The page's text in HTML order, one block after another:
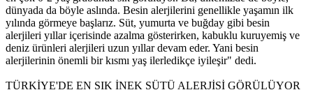
dünyada da böyle aslında. Besin alerjilerini genellikle yaşamın ilk
yılında görmeye başlarız. Süt, yumurta ve buğday gibi besin
alerjileri yıllar içerisinde azalma gösterirken, kabuklu kuruyemiş ve
deniz ürünleri alerjileri uzun yıllar devam eder. Yani besin
alerjilerinin önemli bir kısmı yaş ilerledikçe iyileşir" dedi.
TÜRKİYE'DE EN SIK İNEK SÜTÜ ALERJİSİ GÖRÜLÜYOR